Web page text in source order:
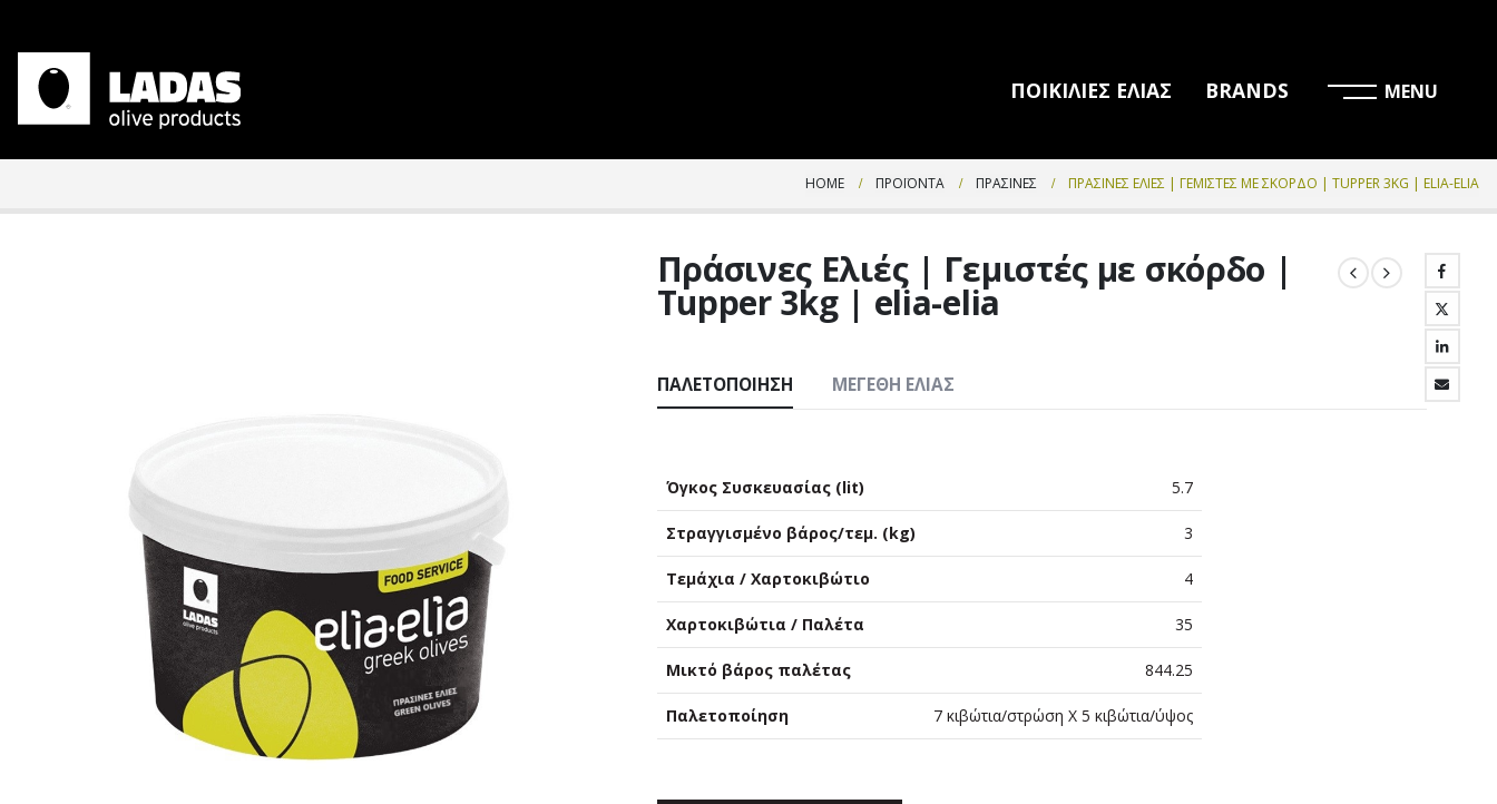
ΠΟΙΚΙΛΙΕΣ ΕΛΙΑΣ BRANDS
HOME ΠΡΟΪΌΝΤΑ ΠΡΆΣΙΝΕΣ ΠΡΆΣΙΝΕΣ ΕΛΙΈΣ | ΓΕΜΙΣΤΈΣ ΜΕ ΣΚΌΡΔΟ | TUPPER 3KG | ELIA-ELIA
Πράσινες Ελιές | Γεμιστές με σκόρδο |
Tupper 3kg | elia-elia
ΠΑΛΕΤΟΠΟΊΗΣΗ ΜΕΓΈΘΗ ΕΛΙΆΣ
Όγκος Συσκευασίας (lit) 5.7
Στραγγισμένο βάρος/τεμ. (kg) 3
Τεμάχια / Χαρτοκιβώτιο 4
Χαρτοκιβώτια / Παλέτα 35
Μικτό βάρος παλέτας 844.25
Παλετοποίηση 7 κιβώτια/στρώση Χ 5 κιβώτια/ύψος